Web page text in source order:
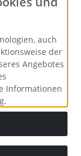
auch
der
Angebotes
Informationen